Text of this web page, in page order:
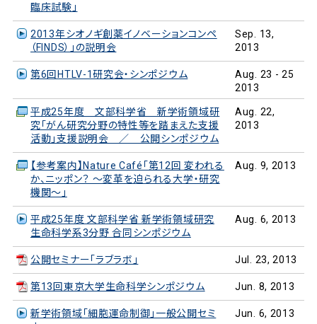
臨床試験」
2013年シオノギ創薬イノベーションコンペ
（FINDS）」の説明会
Sep. 13,
2013
第6回HTLV-1研究会・シンポジウム
Aug. 23 - 25
2013
平成25年度 文部科学省 新学術領域研
究「がん研究分野の特性等を踏まえた支援
活動」支援説明会 ／ 公開シンポジウム
Aug. 22,
2013
【参考案内】Nature Café「第12回 変われる
か、ニッポン？ ～変革を迫られる大学・研究
機関～」
Aug. 9, 2013
平成25年度 文部科学省 新学術領域研究
生命科学系3分野 合同シンポジウム
Aug. 6, 2013
公開セミナー「ラブラボ」 Jul. 23, 2013
第13回東京大学生命科学シンポジウム Jun. 8, 2013
新学術領域「細胞運命制御」一般公開セミ
Jun. 6, 2013